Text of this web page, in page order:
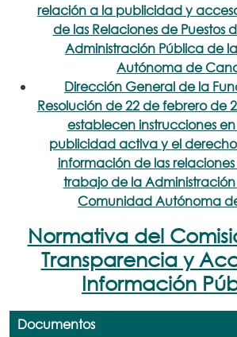
relación a la publicidad y
de las Relaciones de Puestos
Administración Pública de
Autónoma de
Dirección General de la
Resolución de 22 de febrero de
establecen instrucciones
publicidad activa y el
información de las
trabajo de la
Comunidad Autónoma
Normativa del
Transparencia y
Información
Documentos